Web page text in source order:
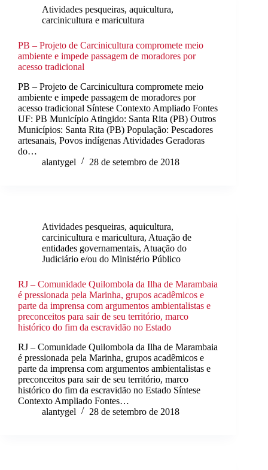
Atividades pesqueiras, aquicultura,
carcinicultura e maricultura
PB – Projeto de Carcinicultura compromete meio
ambiente e impede passagem de moradores por
acesso tradicional
PB – Projeto de Carcinicultura compromete meio
ambiente e impede passagem de moradores por
acesso tradicional Síntese Contexto Ampliado Fontes
UF: PB Município Atingido: Santa Rita (PB) Outros
Municípios: Santa Rita (PB) População: Pescadores
artesanais, Povos indígenas Atividades Geradoras
do…
alantygel
28 de setembro de 2018
Atividades pesqueiras, aquicultura,
carcinicultura e maricultura, Atuação de
entidades governamentais, Atuação do
Judiciário e/ou do Ministério Público
RJ – Comunidade Quilombola da Ilha de Marambaia
é pressionada pela Marinha, grupos acadêmicos e
parte da imprensa com argumentos ambientalistas e
preconceitos para sair de seu território, marco
histórico do fim da escravidão no Estado
RJ – Comunidade Quilombola da Ilha de Marambaia
é pressionada pela Marinha, grupos acadêmicos e
parte da imprensa com argumentos ambientalistas e
preconceitos para sair de seu território, marco
histórico do fim da escravidão no Estado Síntese
Contexto Ampliado Fontes…
alantygel
28 de setembro de 2018